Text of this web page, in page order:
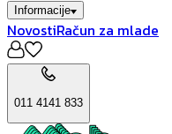
Informacije
NovostiRačun za mlade
011 4141 833